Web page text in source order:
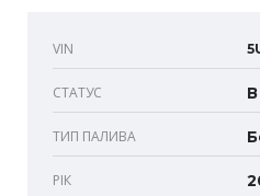
VIN
СТАТУС
ТИП ПАЛИВА
РІК